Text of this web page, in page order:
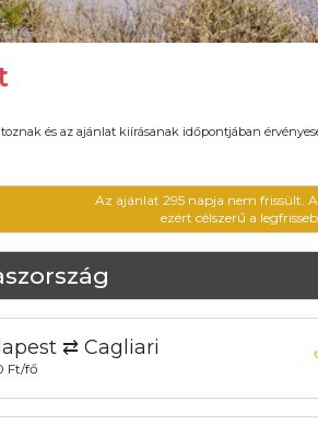
és az ajánlat kiírásanak időpontjában
Az ajánlat 295 napja nem frissült.
ezért célszerű a
⇄ Cagliari
Ft/fő